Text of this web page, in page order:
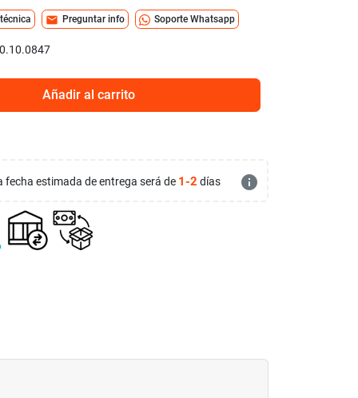
mail Preguntar info Soporte Whatsapp
Añadir al carrito
fecha estimada de entrega será de 1-2 días info